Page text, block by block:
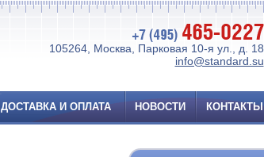
105264, Москва, Парковая 10-я ул., д. 18
info@standard.su
ДОСТАВКА И ОПЛАТА НОВОСТИ КОНТАКТЫ